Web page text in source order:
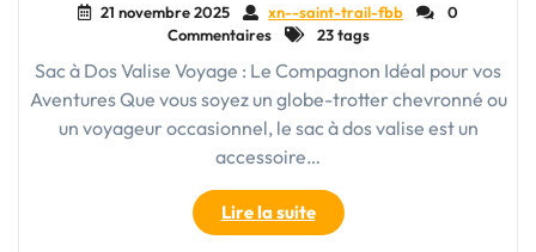
21 novembre 2025 xn--saint-trail-fbb
0
Commentaires
23 tags
Sac à Dos Valise Voyage : Le Compagnon Idéal pour vos
Aventures Que vous soyez un globe-trotter chevronné ou
un voyageur occasionnel, le sac à dos valise est un
accessoire…
Lire la suite"Le
Sac